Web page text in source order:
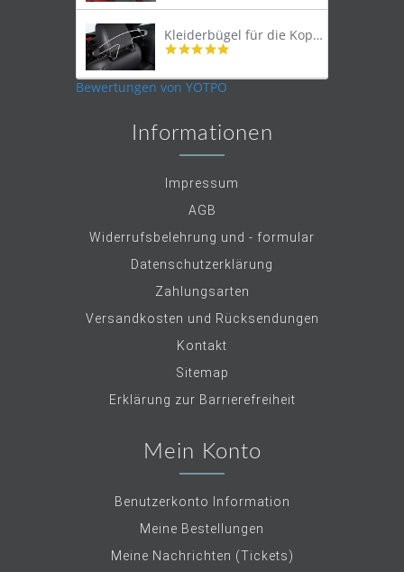
rating
Kleiderbügel für die Kopfstütze
4.9
rating
Bewertungen von YOTPO
Informationen
Impressum
AGB
Widerrufsbelehrung und - formular
Datenschutzerklärung
Zahlungsarten
Versandkosten und Rücksendungen
Kontakt
Sitemap
Erklärung zur Barrierefreiheit
Mein Konto
Benutzerkonto Information
Meine Bestellungen
Meine Nachrichten (Tickets)